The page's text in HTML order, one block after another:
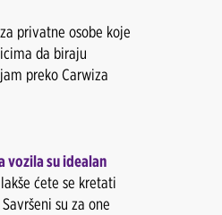
privatne osobe koje
da biraju
preko Carwiza
vozila su idealan
ćete se kretati
su za one